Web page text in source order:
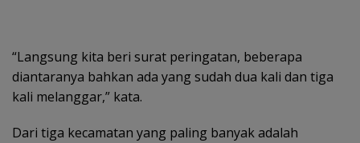
“Langsung kita beri surat peringatan, beberapa
diantaranya bahkan ada yang sudah dua kali dan tiga
kali melanggar,” kata.
Dari tiga kecamatan yang paling banyak adalah